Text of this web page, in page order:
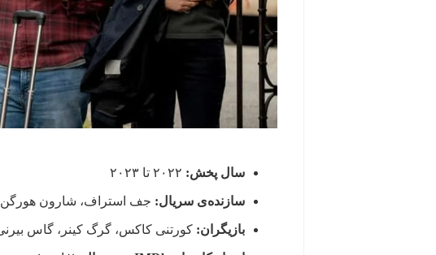
سال پخش:
سازنده‌ی سریال: جف استراف، شارون هورگن
بازیگران: کورتنی کاکس، گرگ کینر، گاس